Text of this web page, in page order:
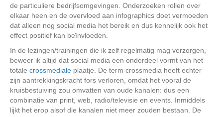
de particuliere bedrijfsomgevingen. Onderzoeken rollen over
elkaar heen en de overvloed aan infographics doet vermoeden
dat alleen nog social media het bereik en dus kennelijk ook het
effect positief kan beïnvloeden.
In de lezingen/trainingen die ik zelf regelmatig mag verzorgen,
beweer ik altijd dat social media een onderdeel vormt van het
totale crossmediale plaatje. De term crossmedia heeft echter
zijn aantrekkingskracht fors verloren, omdat het vooral de
kruisbestuiving zou omvatten van oude kanalen: dus een
combinatie van print, web, radio/televisie en events. Inmiddels
lijkt het erop alsof die kanalen niet meer zouden bestaan. De